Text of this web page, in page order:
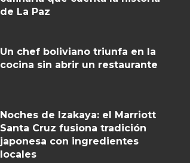
de La Paz
Un chef boliviano triunfa en la
cocina sin abrir un restaurante
Noches de Izakaya: el Marriott
Santa Cruz fusiona tradición
japonesa con ingredientes
locales